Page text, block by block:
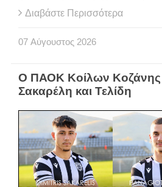
Διαβάστε Περισσότερα
07 Αύγουστος 2026
Ο ΠΑΟΚ Κοίλων Κοζάνης
Σακαρέλη και Τελίδη